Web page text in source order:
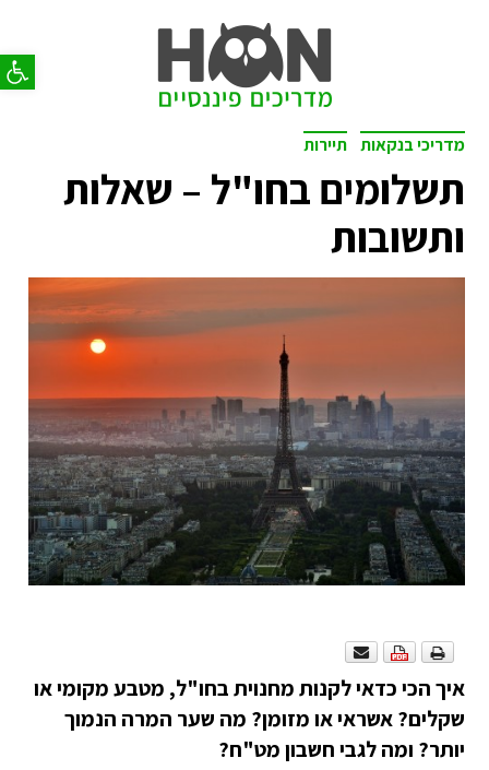
פתח
מדריכי בנקאות תיירות
תשלומים בחו"ל – שאלות
ותשובות
איך הכי כדאי לקנות מחנוית בחו"ל, מטבע מקומי או
שקלים? אשראי או מזומן? מה שער המרה הנמוך
יותר? ומה לגבי חשבון מט"ח?